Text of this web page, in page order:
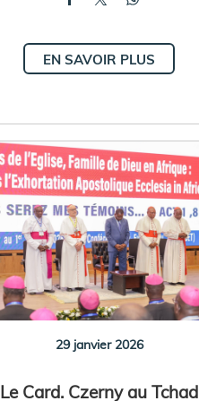
EN SAVOIR PLUS
29 janvier 2026
Le Card. Czerny au Tchad